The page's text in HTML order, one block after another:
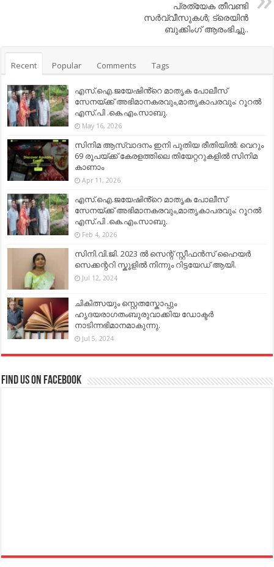
പ്രത്യേക തീവണ്ടി
സര്‍വ്വീസുകള്‍; ട്രെയിന്‍
ബുക്കിംഗ് ആരംഭിച്ചു..
Recent Popular Comments Tags
എസ്.ഐ.ജയേഷിൻ്റെ മാതൃക പോലീസ്
സേനയ്ക്ക് അഭിമാനകരവും,മാതൃകാപരവും: റൂറൽ
എസ്.പി .കെ.എം.സാബു.
May 16, 2026
സിനിമ ആസ്വാദനം ഇനി പുതിയ രീതിയിൽ: വെറും
69 രൂപയ്ക്ക് കേരളത്തിലെ തിയേറ്ററുകളിൽ സിനിമ
കാണാം
Apr 11, 2026
എസ്.ഐ.ജയേഷിൻ്റെ മാതൃക പോലീസ്
സേനയ്ക്ക് അഭിമാനകരവും,മാതൃകാപരവും: റൂറൽ
എസ്.പി .കെ.എം.സാബു.
Feb 4, 2026
സിനി.വി.ജി. 2023 ൽ സെന്റ് സ്റ്റീഫൻസ് ഹൈയർ
സെക്കന്ററി സ്കൂളിൽ നിന്നും റിട്ടയേഡ് ആയി.
Jul 12, 2024
ചികിത്സയും സ്റ്റെതസ്കോപ്പും
ഹൃദയരാഗതംബുരുവാക്കിയ ഡോക്ടർ
നാടിന്നഭിമാനമാകുന്നു.
Jul 5, 2024
Find us on Facebook